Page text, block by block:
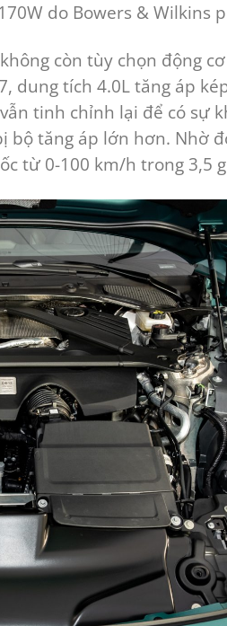
do Bowers & Wilkins
còn tùy chọn động
dung tích 4.0L tăng áp
tinh chỉnh lại để có sự
bộ tăng áp lớn hơn. Nhờ
từ 0-100 km/h trong 3,5